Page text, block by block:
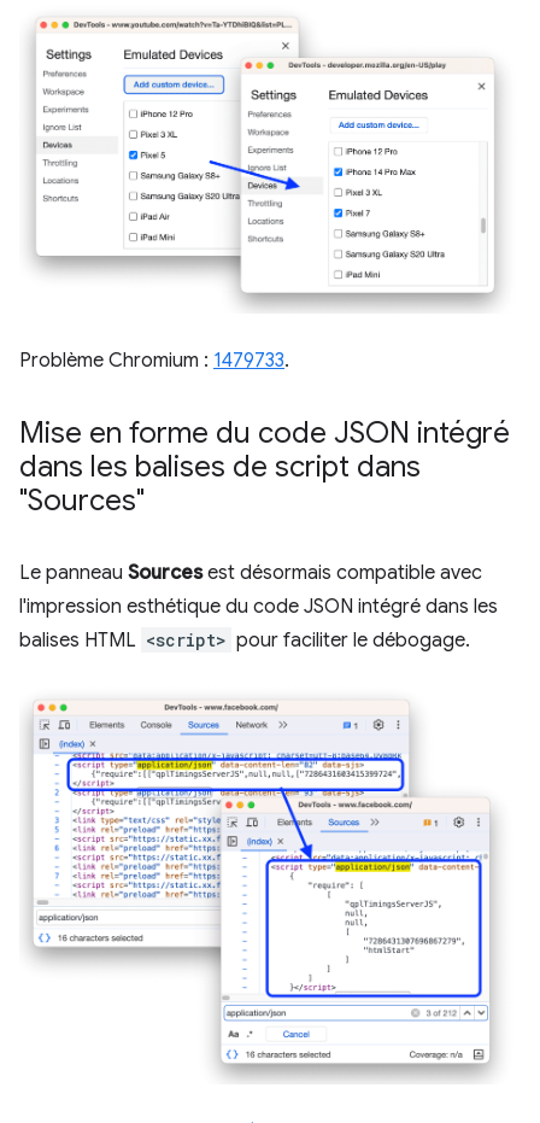
Problème Chromium : 1479733.
Mise en forme du code JSON intégré
dans les balises de script dans
"Sources"
Le panneau Sourcesest désormais compatible avec
l'impression esthétique du code JSON intégré dans les
balises HTML <script> pour faciliter le débogage.